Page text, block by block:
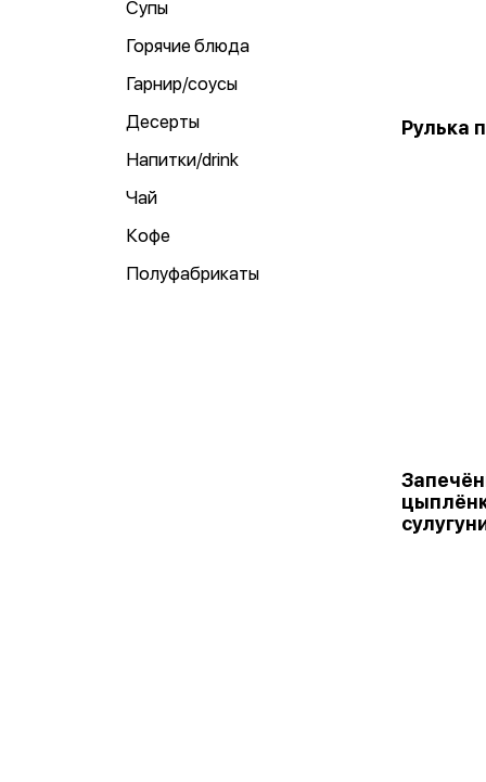
Супы
Горячие блюда
Гарнир/соусы
Десерты
Напитки/drink
Чай
Кофе
Полуфабрикаты
Рулька